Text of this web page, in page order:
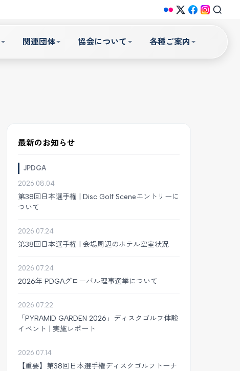
関連団体 協会について 各種ご案内
最新のお知らせ
JPDGA
2026.08.04
第38回日本選手権 | Disc Golf Sceneエントリーに
ついて
2026.07.24
第38回日本選手権 | 会場周辺のホテル空室状況
2026.07.24
2026年 PDGAグローバル理事選挙について
2026.07.22
「PYRAMID GARDEN 2026」ディスクゴルフ体験
イベント | 実施レポート
2026.07.14
【重要】第38回日本選手権ディスクゴルフトーナ